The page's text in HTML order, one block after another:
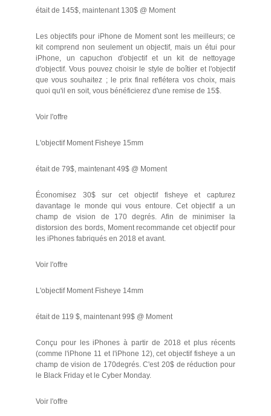
était de 145$, maintenant 130$ @ Moment
Les objectifs pour iPhone de Moment sont les meilleurs; ce
kit comprend non seulement un objectif, mais un étui pour
iPhone, un capuchon d'objectif et un kit de nettoyage
d'objectif. Vous pouvez choisir le style de boîtier et l'objectif
que vous souhaitez ; le prix final reflétera vos choix, mais
quoi qu'il en soit, vous bénéficierez d'une remise de 15$.
Voir l'offre
L'objectif Moment Fisheye 15mm
était de 79$, maintenant 49$ @ Moment
Économisez 30$ sur cet objectif fisheye et capturez
davantage le monde qui vous entoure. Cet objectif a un
champ de vision de 170 degrés. Afin de minimiser la
distorsion des bords, Moment recommande cet objectif pour
les iPhones fabriqués en 2018 et avant.
Voir l'offre
L'objectif Moment Fisheye 14mm
était de 119 $, maintenant 99$ @ Moment
Conçu pour les iPhones à partir de 2018 et plus récents
(comme l'iPhone 11 et l'iPhone 12), cet objectif fisheye a un
champ de vision de 170degrés. C'est 20$ de réduction pour
le Black Friday et le Cyber ​​Monday.
Voir l'offre